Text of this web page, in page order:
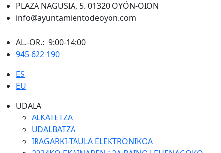
PLAZA NAGUSIA, 5. 01320 OYÓN-OION
info@ayuntamientodeoyon.com
AL.-OR.: 9:00-14:00
945 622 190
ES
EU
UDALA
ALKATETZA
UDALBATZA
IRAGARKI-TAULA ELEKTRONIKOA